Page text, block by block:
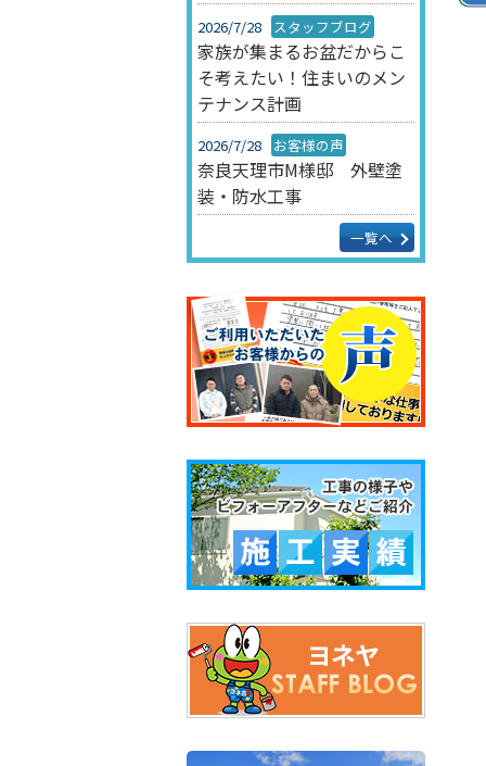
2026/7/28 スタッフブログ
家族が集まるお盆だからこ
そ考えたい！住まいのメン
テナンス計画
2026/7/28 お客様の声
奈良天理市M様邸 外壁塗
装・防水工事
一覧へ